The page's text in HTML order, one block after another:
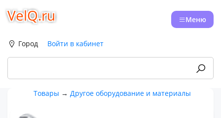
VelQ.ru Меню
Город Войти в кабинет
Товары → Другое оборудование и материалы